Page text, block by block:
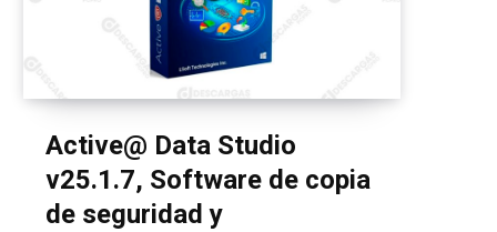
k
t
t
e
r
)
g
a
m
b
e
m
Active@ Data Studio
v25.1.7, Software de copia
de seguridad y